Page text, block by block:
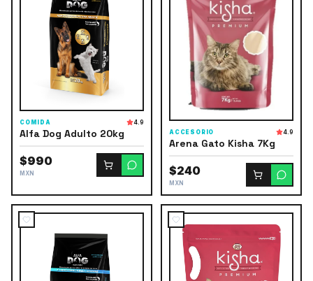
COMIDA 4.9
Alfa Dog Adulto 20kg
$990
MXN
ACCESORIO 4.9
Arena Gato Kisha 7Kg
$240
MXN